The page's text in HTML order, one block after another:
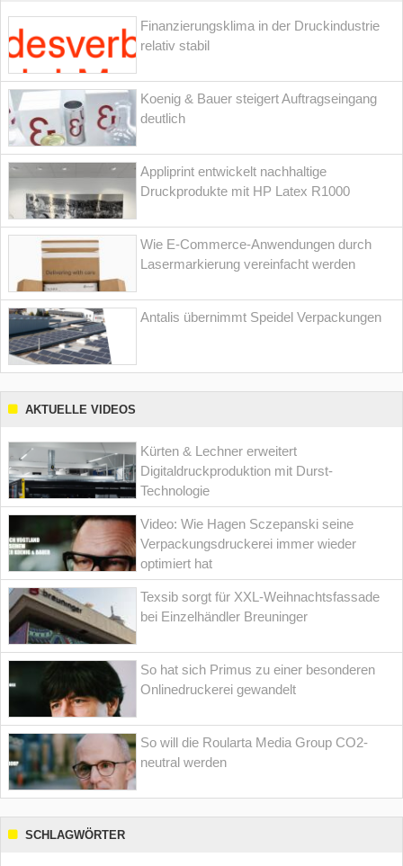
Finanzierungsklima in der Druckindustrie
relativ stabil
Koenig & Bauer steigert Auftragseingang
deutlich
Appliprint entwickelt nachhaltige
Druckprodukte mit HP Latex R1000
Wie E-Commerce-Anwendungen durch
Lasermarkierung vereinfacht werden
Antalis übernimmt Speidel Verpackungen
AKTUELLE VIDEOS
Kürten & Lechner erweitert
Digitaldruckproduktion mit Durst-
Technologie
Video: Wie Hagen Sczepanski seine
Verpackungsdruckerei immer wieder
optimiert hat
Texsib sorgt für XXL-Weihnachtsfassade
bei Einzelhändler Breuninger
So hat sich Primus zu einer besonderen
Onlinedruckerei gewandelt
So will die Roularta Media Group CO2-
neutral werden
SCHLAGWÖRTER